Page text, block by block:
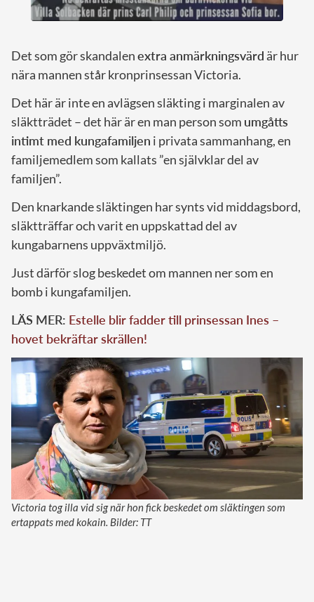
Det som gör skandalenextra anmärkningsvärd är hur
nära mannen står kronprinsessan Victoria.
Det här är inte en avlägsen släkting i marginalen av
släktträdet – det här är en man person som umgåtts
intimt med kungafamiljen i privata sammanhang, en
familjemedlem som kallats ”en självklar del av
familjen”.
Den knarkande släktingen har synts vid middagsbord,
släktträffar och varit en uppskattad del av
kungabarnens uppväxtmiljö.
Just därför slog beskedet om mannen ner som en
bomb i kungafamiljen.
LÄS MER: Estelle blir fadder till prinsessan Ines –
hovet bekräftar skrällen!
Victoria tog illa vid sig när hon fick beskedet om släktingen som
ertappats med kokain. Bilder: TT